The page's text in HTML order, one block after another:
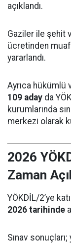
açıklandı.
Gaziler ile şehit
ücretinden
yararlandı.
Ayrıca hükümlü
109 aday da
kurumlarında
merkezi olarak
2026
Zaman
YÖKDİL/2’ye
2026 tarihinde
Sınav